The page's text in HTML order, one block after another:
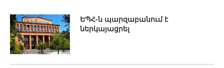
ԵՊՀ-ն պարզաբանում է
ներկայացրել